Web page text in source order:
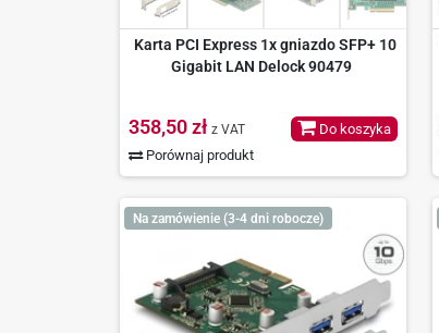
Karta PCI Express 1x gniazdo SFP+ 10
Gigabit LAN Delock 90479
358,50 zł z VAT
Porównaj produkt
Do koszyka
Na zamówienie (3-4 dni robocze)